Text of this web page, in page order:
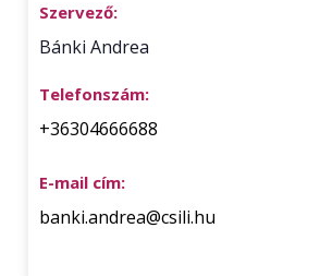
Szervező:
Bánki Andrea
Telefonszám:
+36304666688
E-mail cím:
banki.andrea@csili.hu